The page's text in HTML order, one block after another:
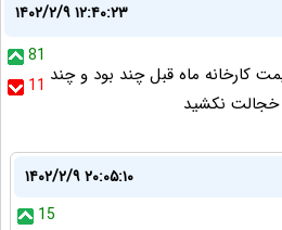
۱۴۰۲/۲/۹ ۱۲:۴۰:۲۳
81
11 کارخانه ماه قبل چند بود و چند
خجالت نکشید
۱۴۰۲/۲/۹ ۲۰:۰۵:۱۰
15